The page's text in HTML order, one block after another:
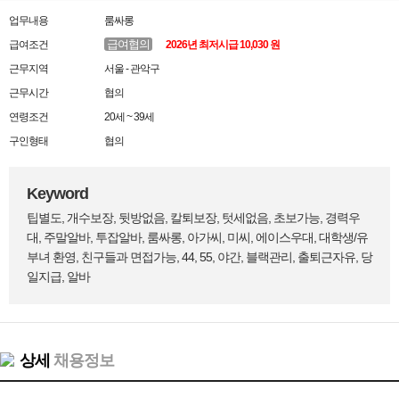
업무내용
룸싸롱
급여조건
급여협의
2026년 최저시급 10,030 원
근무지역
서울 - 관악구
근무시간
협의
연령조건
20세 ~ 39세
구인형태
협의
Keyword
팁별도, 개수보장, 뒷방없음, 칼퇴보장, 텃세없음, 초보가능, 경력우
대, 주말알바, 투잡알바, 룸싸롱, 아가씨, 미씨, 에이스우대, 대학생/유
부녀 환영, 친구들과 면접가능, 44, 55, 야간, 블랙관리, 출퇴근자유, 당
일지급, 알바
상세 채용정보